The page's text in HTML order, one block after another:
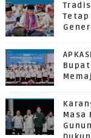
Masa